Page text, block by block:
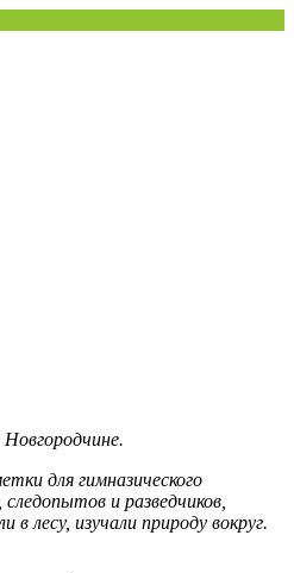
Новгородчине.
для гимназического
и разведчиков,
лесу, изучали природу вокруг.